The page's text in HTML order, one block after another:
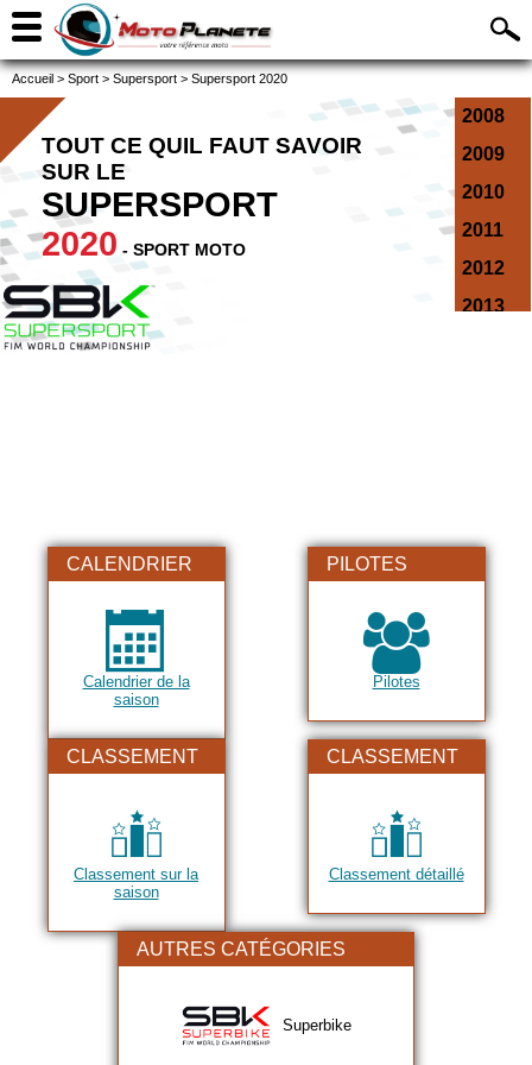
Accueil > Sport > Supersport > Supersport 2020
2008
2009
2010
2011
2012
2013
2024
TOUT CE QUIL FAUT SAVOIR
SUR LE
SUPERSPORT
2020 - SPORT MOTO
CALENDRIER
Calendrier de la
saison
PILOTES
Pilotes
CLASSEMENT
Classement sur la
saison
CLASSEMENT
Classement détaillé
AUTRES CATÉGORIES
Superbike